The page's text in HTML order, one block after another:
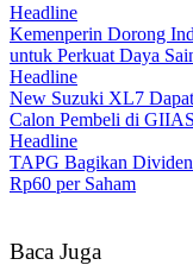
Headline
Kemenperin Dorong
untuk Perkuat Daya
Headline
New Suzuki XL7
Calon Pembeli di
Headline
TAPG Bagikan
Rp60 per Saham
Baca Juga